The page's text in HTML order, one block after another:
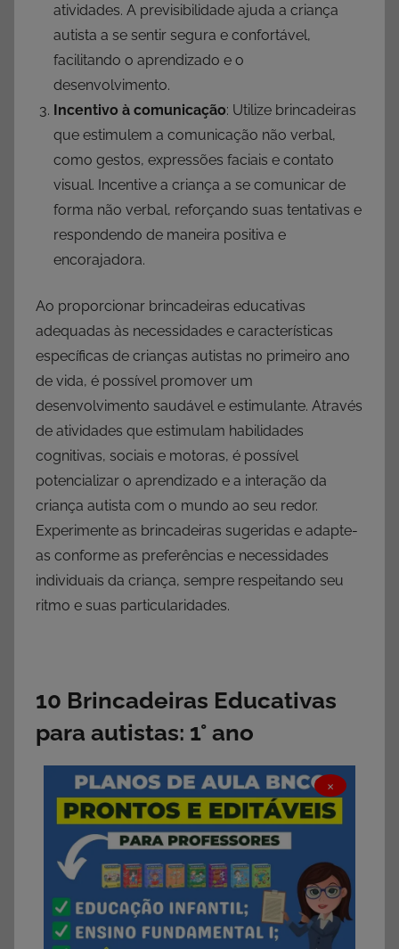
atividades. A previsibilidade ajuda a criança
autista a se sentir segura e confortável,
facilitando o aprendizado e o
desenvolvimento.
Incentivo à comunicação: Utilize brincadeiras
que estimulem a comunicação não verbal,
como gestos, expressões faciais e contato
visual. Incentive a criança a se comunicar de
forma não verbal, reforçando suas tentativas e
respondendo de maneira positiva e
encorajadora.
Ao proporcionar brincadeiras educativas
adequadas às necessidades e características
específicas de crianças autistas no primeiro ano
de vida, é possível promover um
desenvolvimento saudável e estimulante. Através
de atividades que estimulam habilidades
cognitivas, sociais e motoras, é possível
potencializar o aprendizado e a interação da
criança autista com o mundo ao seu redor.
Experimente as brincadeiras sugeridas e adapte-
as conforme as preferências e necessidades
individuais da criança, sempre respeitando seu
ritmo e suas particularidades.
10 Brincadeiras Educativas
para autistas: 1° ano
×